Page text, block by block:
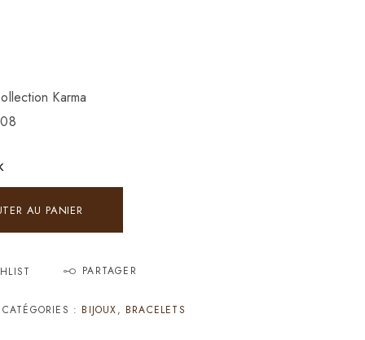
Karma
AU PANIER
PARTAGER
CATÉGORIES : BIJOUX, BRACELETS